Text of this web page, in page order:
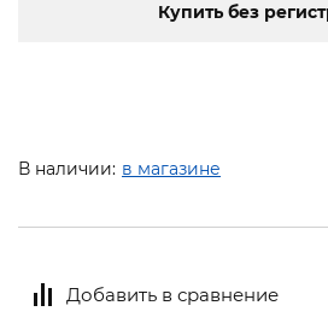
Купить без
В наличии: в магазине
Добавить в сравнение